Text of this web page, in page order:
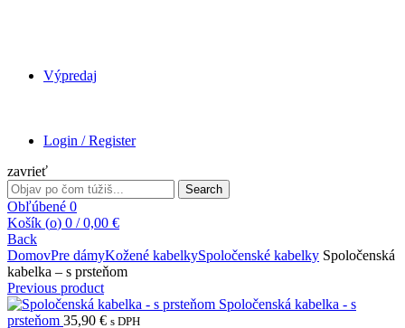
Výpredaj
Login / Register
zavrieť
Search
for:
Search
Obľúbené 0
Košík (o) 0 / 0,00 €
Back
DomovPre dámyKožené kabelkySpoločenské kabelky Spoločenská
kabelka – s prsteňom
Previous product
Spoločenská kabelka - s
prsteňom 35,90 € s DPH